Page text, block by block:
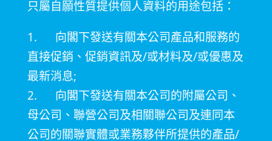
只屬自願性質提供個人資料的用途包括：
1. 向閣下發送有關本公司產品和服務的
直接促銷、促銷資訊及/或材料及/或優惠及
最新消息;
2. 向閣下發送有關本公司的附屬公司、
母公司、聯營公司及相關聯公司及連同本
公司的關聯實體或業務夥伴所提供的產品/